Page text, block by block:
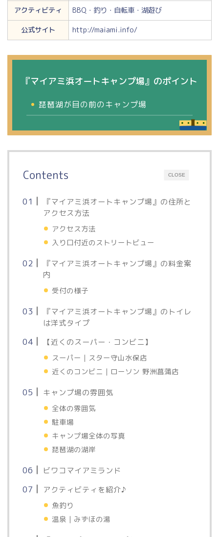
アクティビティ
BBQ・釣り・自転車・湖遊び
公式サイト
http://maiami.info/
『マイアミ浜オートキャンプ場』のポイント
琵琶湖が目の前のキャンプ場
CLOSE
Contents
『マイアミ浜オートキャンプ場』の住所と
アクセス方法
アクセス方法
入り口付近のストリートビュー
『マイアミ浜オートキャンプ場』の料金案
内
受付の様子
『マイアミ浜オートキャンプ場』のトイレ
は洋式タイプ
【近くのスーパー・コンビニ】
スーパー｜スター守山水保店
近くのコンビニ｜ローソン 野洲菖蒲店
キャンプ場の雰囲気
全体の雰囲気
駐車場
キャンプ場全体の写真
琵琶湖の湖岸
ビワコマイアミランド
アクティビティを紹介♪
魚釣り
温泉｜みずほの湯